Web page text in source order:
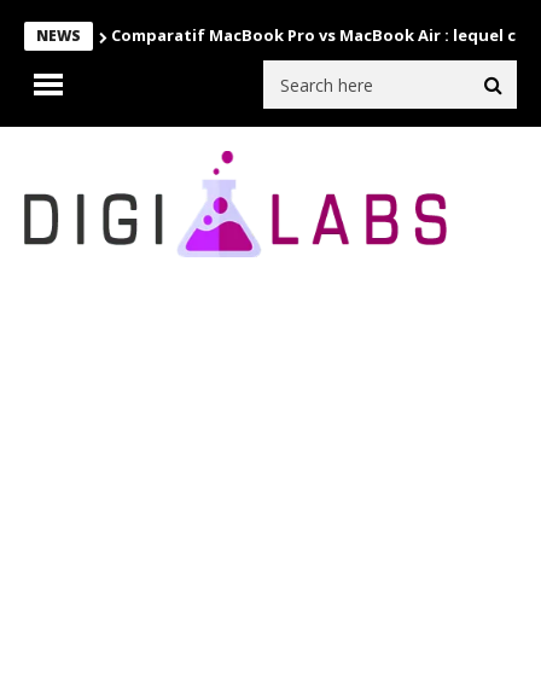
NEWS Comparatif MacBook Pro vs MacBook Air : lequel